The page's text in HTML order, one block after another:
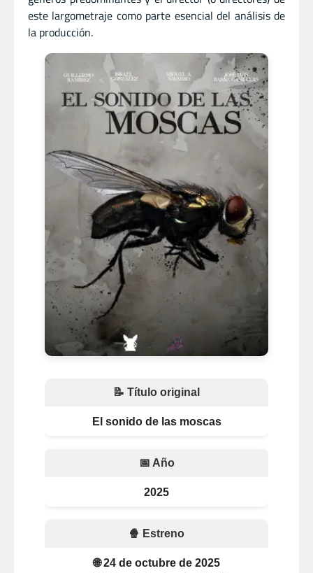
este largometraje como parte esencial del análisis de
la producción.
📝 Título original
El sonido de las moscas
📅 Año
2025
🍿 Estreno
🌐 24 de octubre de 2025